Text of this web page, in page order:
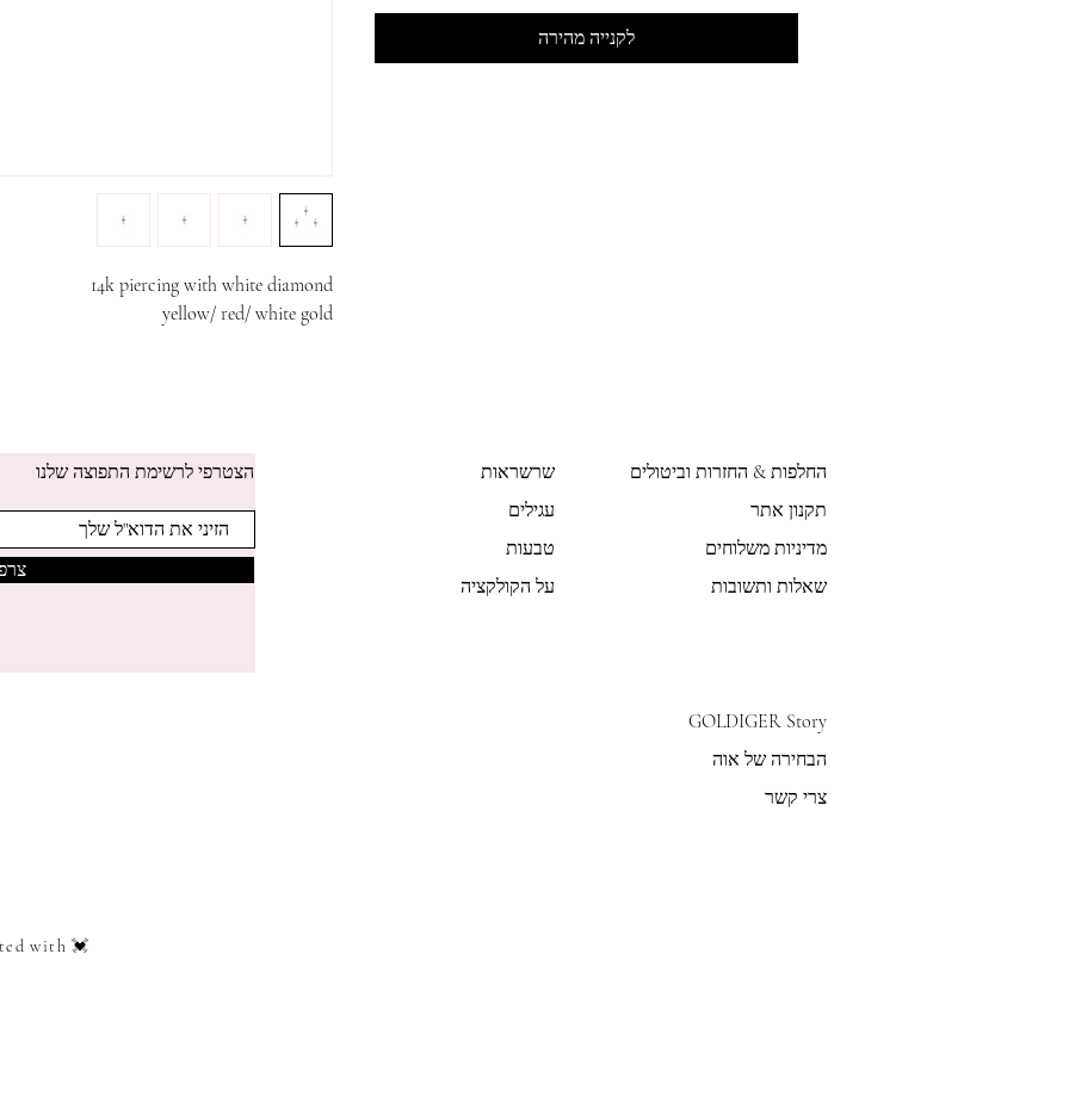
14k piercing with white diamond
yellow/ red/ white gold
לקנייה מהירה
הצטרפי לרשימת התפוצה שלנו
שרשראות
עגילים
טבעות
על הקולקציה
החלפות & החזרות וביטולים
תקנון אתר
מדיניות משלוחים
שאלות ותשובות
GOLDIGER Story
הבחירה של אוה
צרי קשר
with 💓